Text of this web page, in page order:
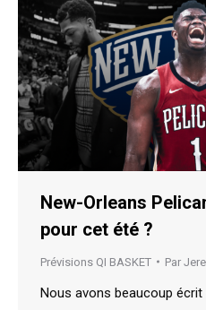
New-Orleans
pour cet été ?
Prévisions QI BASKET Par
Nous avons beaucoup